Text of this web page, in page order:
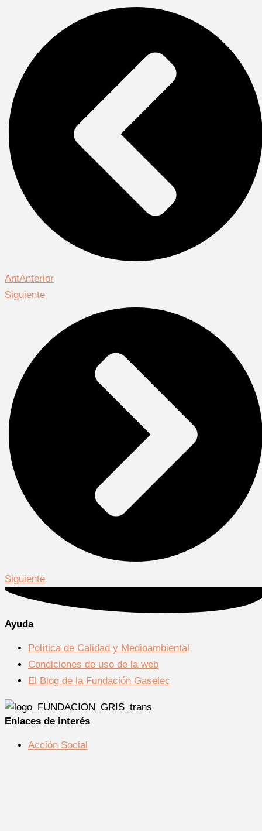
AntAnterior
Siguiente
Siguiente
Ayuda
Política de Calidad y Medioambiental
Condiciones de uso de la web
El Blog de la Fundación Gaselec
Enlaces de interés
Acción Social